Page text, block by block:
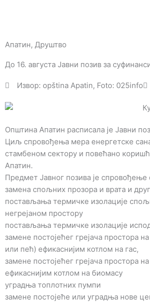
Апатин, Друштво
До 16. августа Јавни позив за
Извор: opština Apatin, Foto: 025info
Општина Апатин расписала је Јавни
Циљ спровођења мера енергетске
стамбеном сектору и повећано
Апатин.
Предмет Јавног позива је
замена спољних прозора и врата и
постављања термичке изолације
негрејаном простору
постављања термичке изолације
замене постојећег грејача простора
или пећ) ефикаснијим котлом на гас,
замене постојећег грејача простора
ефикаснијим котлом на биомасу
уградња топлотних пумпи
замене постојеће или уградња нове